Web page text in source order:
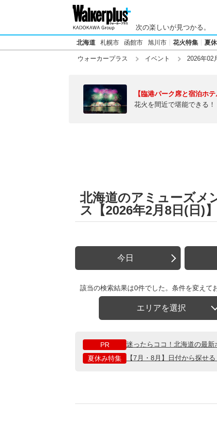
次の楽しいが見つかる。
北海道 札幌市 函館市 旭川市 花火特集 夏
ウォーカープラス イベント 2026年02
【臨港パーク席と宿泊ホ
花火を間近で堪能できる
北海道のアミューズメ
ス【2026年2月8日(日)
今日
該当の検索結果は0件でした。条件を変えて
エリアを選択
PR
迷ったらココ！北海道の最
夏休み特集
【7月・8月】日付から探せ